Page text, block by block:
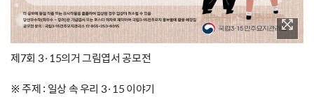
제7회 3·15의거 그림엽서 공모전
※ 주제 : 일상 속 우리 3·15 이야기